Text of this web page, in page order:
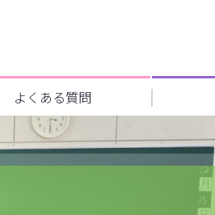
よくある質問